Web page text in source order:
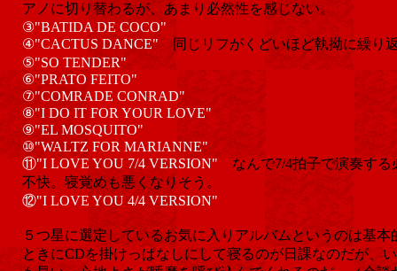
アノに切り替わるが、あまり必然性を感じない。
③"BATIDA DE COCO"
④"CACTUS DANCE"同じリフがくどいほど執拗に繰り
⑤"SO TENDER"
⑥"PRATO FEITO"
⑦"COMRADE CONRAD"
⑧"I DO IT FOR YOUR LOVE"
⑨"EL MOSQUITO"
⑩"WALTZ FOR MARIANNE"
⑪"I LOVE YOU 7/4 VERSION"なんで7/4拍子で演奏す
不快。寝覚めも悪くなりそう。
⑫"I LOVE YOU 4/4 VERSION"
５つ星に選定しているお気に入りアルバムというのは基
ときにCDを掛けっぱなしにして寝るのが日課なのだが、